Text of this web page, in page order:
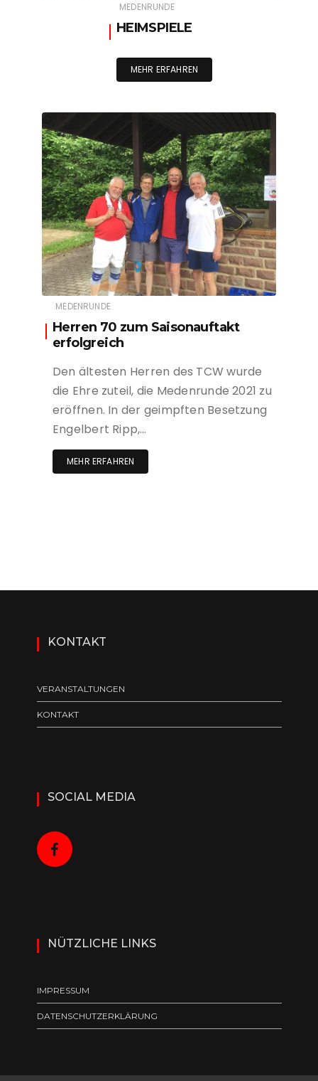
MEDENRUNDE
HEIMSPIELE
MEHR ERFAHREN
MEDENRUNDE
Herren 70 zum Saisonauftakt
erfolgreich
Den ältesten Herren des TCW wurde
die Ehre zuteil, die Medenrunde 2021 zu
eröffnen. In der geimpften Besetzung
Engelbert Ripp,…
MEHR ERFAHREN
KONTAKT
VERANSTALTUNGEN
KONTAKT
SOCIAL MEDIA
NÜTZLICHE LINKS
IMPRESSUM
DATENSCHUTZERKLÄRUNG